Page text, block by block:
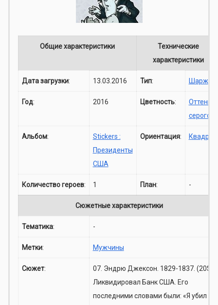
Общие характеристики
Технические
характеристики
Дата загрузки: 13.03.2016 Тип: Шарж
Год: 2016 Цветность:
Оттенки
серого
Альбом:
Stickers :
Президенты
США
Ориентация: Квадрат
Количество героев: 1 План: -
Сюжетные характеристики
Тематика: -
Метки: Мужчины
Сюжет:
07. Эндрю Джексон. 1829-1837. (20$)
Ликвидировал Банк США. Его
последними словами были: «Я убил